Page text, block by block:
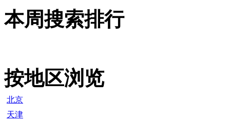
本周搜索排行
按地区浏览
北京
天津